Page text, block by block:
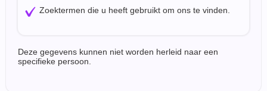
Zoektermen die u heeft gebruikt om ons te vinden.
Deze gegevens kunnen niet worden herleid naar een
specifieke persoon.